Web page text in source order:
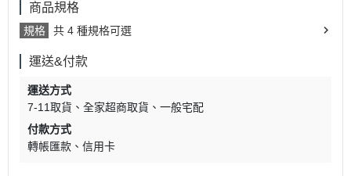
商品規格
規格 共 4 種規格可選
運送&付款
運送方式
7-11取貨
全家超商取貨
一般宅配
付款方式
轉帳匯款
信用卡